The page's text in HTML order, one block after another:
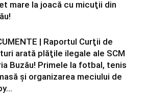
mare la joacă cu micuţii din
| Raportul Curţii de
arată plăţile ilegale ale SCM
Buzău! Primele la fotbal, tenis
şi organizarea meciului de